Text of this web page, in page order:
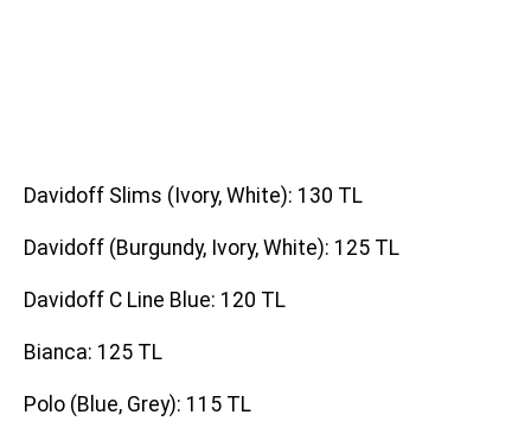
Davidoff Slims (Ivory, White): 130 TL
Davidoff (Burgundy, Ivory, White): 125 TL
Davidoff C Line Blue: 120 TL
Bianca: 125 TL
Polo (Blue, Grey): 115 TL